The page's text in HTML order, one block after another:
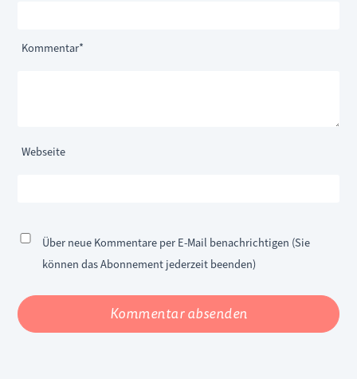
Webseite
Pflichtfeld
Kommentar*
Über neue Kommentare per E-Mail benachrichtigen (Sie
können das Abonnement jederzeit beenden)
Kommentar absenden